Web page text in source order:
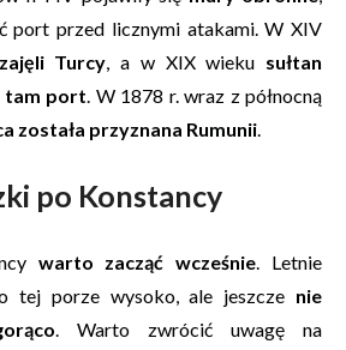
port przed licznymi atakami. W XIV
Turcy, a w XIX wieku sułtan
tam port. W 1878 r. wraz z północną
została przyznana Rumunii.
po Konstancy
warto zacząć wcześnie. Letnie
tej porze wysoko, ale jeszcze nie
. Warto zwrócić uwagę na